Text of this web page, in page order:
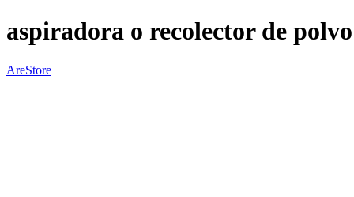
aspiradora o recolector de polvo
AreStore